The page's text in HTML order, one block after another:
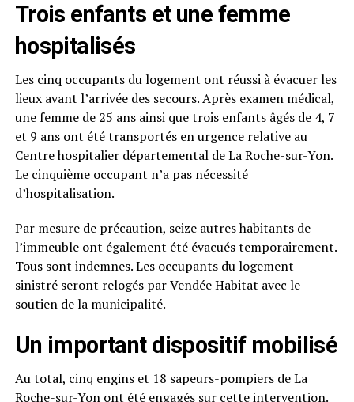
Trois enfants et une femme
hospitalisés
Les cinq occupants du logement ont réussi à évacuer les
lieux avant l’arrivée des secours. Après examen médical,
une femme de 25 ans ainsi que trois enfants âgés de 4, 7
et 9 ans ont été transportés en urgence relative au
Centre hospitalier départemental de La Roche-sur-Yon.
Le cinquième occupant n’a pas nécessité
d’hospitalisation.
Par mesure de précaution, seize autres habitants de
l’immeuble ont également été évacués temporairement.
Tous sont indemnes. Les occupants du logement
sinistré seront relogés par Vendée Habitat avec le
soutien de la municipalité.
Un important dispositif mobilisé
Au total, cinq engins et 18 sapeurs-pompiers de La
Roche-sur-Yon ont été engagés sur cette intervention.